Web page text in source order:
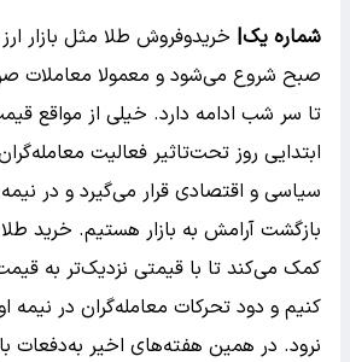
شماره یک|
صبح شروع می‌شود و معمولا معاملات
تا سر شب ادامه دارد. خیلی از مواقع
ابتدایی روز تحت‌تاثیر فعالیت
سیاسی و اقتصادی قرار می‌گیرد و در
بازگشت آرامش به بازار هستیم. خرید
کمک می‌کند تا با قیمتی نزدیک‌تر به
کنیم و دود تحرکات معامله‌گران در
نرود. در همین هفته‌های اخیر به‌دفعات